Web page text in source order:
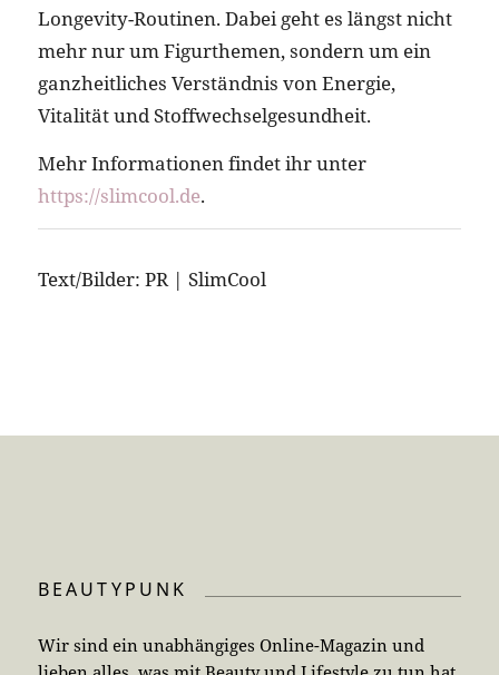
Longevity-Routinen. Dabei geht es längst nicht
mehr nur um Figurthemen, sondern um ein
ganzheitliches Verständnis von Energie,
Vitalität und Stoffwechselgesundheit.
Mehr Informationen findet ihr unter
https://slimcool.de.
Text/Bilder: PR | SlimCool
BEAUTYPUNK
Wir sind ein unabhängiges Online-Magazin und